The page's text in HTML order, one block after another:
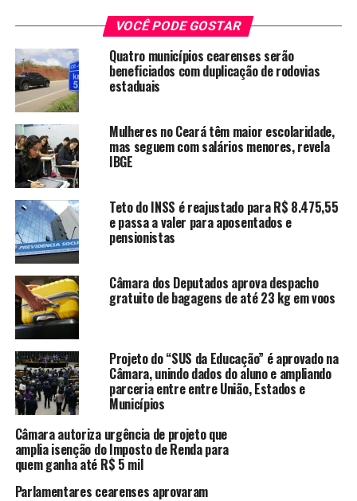
Nas pegadas do Congresso Nacional, a Assembleia
Legislativa do Ceará aprovou nesta quinta (14) o fim do
pagamento do 14º e do 15º salários aos deputados
As remunerações adicionais desciam à conta bancária
dos beneficiários sob a denominação de “ajuda de custo”.
A exemplo do que se passou em Brasília, também no
Ceará a farra não foi eliminada de todo. Mantiveram-se
duas remunerações extras por mandato – uma no
primeiro mês e outra quatro anos depois, no último mês.
A decisão foi baseada na lei federal que estabelece que os
parlamentares estaduais devem receber até 75% de tudo
o que os deputados federais ganham. “Como esse
subsídio foi extinto pela Câmara Federal,
automaticamente não receberemos também aqui”,
VOCÊ PODE GOSTAR
Quatro municípios cearenses serão
beneficiados com duplicação de rodovias
estaduais
Mulheres no Ceará têm maior escolaridade,
mas seguem com salários menores, revela
IBGE
Teto do INSS é reajustado para R$ 8.475,55
e passa a valer para aposentados e
pensionistas
Câmara dos Deputados aprova despacho
gratuito de bagagens de até 23 kg em voos
Projeto do “SUS da Educação” é aprovado na
Câmara, unindo dados do aluno e ampliando
parceria entre entre União, Estados e
Municípios
Câmara autoriza urgência de projeto que
amplia isenção do Imposto de Renda para
quem ganha até R$ 5 mil
Parlamentares cearenses aprovaram